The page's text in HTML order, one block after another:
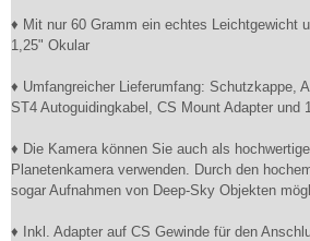
♦ Mit nur 60 Gramm ein echtes Leichtgewicht
1,25" Okular
♦ Umfangreicher Lieferumfang: Schutzkappe,
ST4 Autoguidingkabel, CS Mount Adapter und
♦ Die Kamera können Sie auch als
Planetenkamera verwenden. Durch den
sogar Aufnahmen von Deep-Sky Objekten
♦ Inkl. Adapter auf CS Gewinde für den